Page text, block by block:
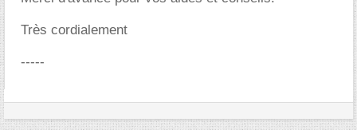
Très cordialement
-----